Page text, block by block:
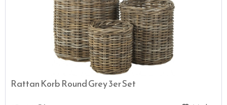
Rattan Korb Round Grey 3er Set